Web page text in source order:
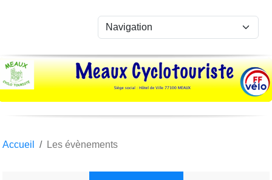
Accueil Les évènements